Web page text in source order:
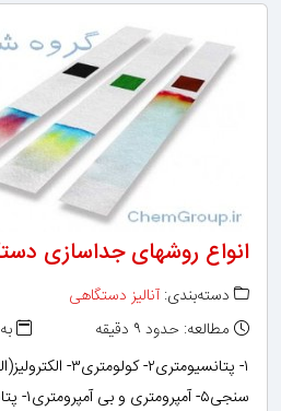
انواع روشهای جداسازی
دسته‌بندی: آنالیز دستگاهی
مطالعه: حدود ۹ دقیقه
سنجی۵-